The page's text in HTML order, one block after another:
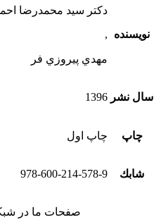
نویسنده
دكتر سيد محمدرضا
,
مهدي پيروزي فر
سال نشر 1396
چاپ چاپ اول
شابك 978-600-214-578-9
صفحات ما در